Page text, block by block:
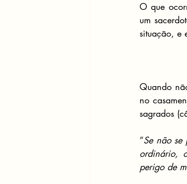
O que
um
situação, e
Quando
no
sagrados
“Se não se
ordinário,
perigo de